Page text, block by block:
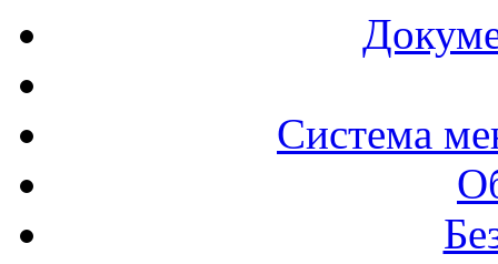
Система